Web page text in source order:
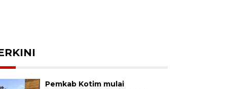
Pemkab Kotim mulai